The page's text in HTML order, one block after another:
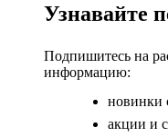
Узнавайте
Подпишитесь на
информацию:
новинки
акции и